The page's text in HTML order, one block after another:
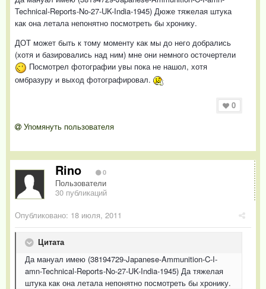
Technical-Reports-No-27-UK-India-1945) Дюже тяжелая штука
как она летала непонятно посмотреть бы хронику.
ДОТ может быть к тому моменту как мы до него добрались
(хотя и базировались над ним) мне они немного осточертели
Посмотрел фотографии увы пока не нашол, хотя
омбразуру и выход фотографировал.
0
Упомянуть пользователя
Rino 0
Пользователи
30 публикаций
Опубликовано: 18 июля, 2011
Цитата
Да мануал имею (38194729-Japanese-Ammunition-C-I-
amn-Technical-Reports-No-27-UK-India-1945) Да тяжелая
штука как она летала непонятно посмотреть бы хронику.